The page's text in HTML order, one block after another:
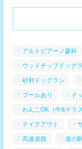
アルトピアーノ蓼科
ウッドチップドッグ
砂利ドッグラン
プールあり ド
わんこOK（中&テラス
テイクアウト
高速道路 道の